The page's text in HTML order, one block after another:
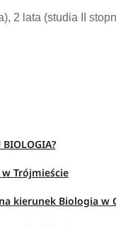
2 lata (studia II
BIOLOGIA?
Trójmieście
kierunek Biologia w